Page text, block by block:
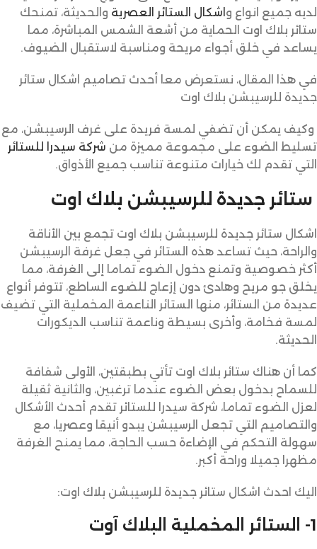
لديه جميع انواع و اشكال الستائر العصرية والحديثة، تمنحك
ستائر بلاك اوت الحماية من أشعة الشمس المباشرة، مما
يساعد في خلق أجواء مريحة ومناسبة لاستقبال الضيوف.
في هذا المقال، نستعرض معا أحدث تصاميم اشكال ستائر
جديدة للرسيبشن بلاك اوت
وكيف يمكن أن تضفي لمسة فريدة على غرف الرسيبشن، مع
تسليط الضوء على مجموعة مميزة من شركة سيدرا للستائر
التي تقدم لك خيارات متنوعة تناسب جميع الأذواق.
ستائر جديدة للرسيبشن بلاك اوت
اشكال ستائر جديدة للرسيبشن بلاك اوت تجمع بين الأناقة
والراحة، حيث تساعد هذه الستائر في جعل غرفة الرسيبشن
أكثر خصوصية وتمنع دخول الضوء تماما إلى الغرفة، مما
يخلق جو مريح وهادئ دون إزعاج للضوء الساطع، تتوفر أنواع
عديدة من الستائر، منها الستائر الناعمة المخملية التي تضيف
لمسة فخامة، وأخرى بسيطة وناعمة تناسب الديكورات
الحديثة.
كما أن هناك ستائر بلاك اوت تأتي بطبقتين، الأولى شفافة
للسماح بدخول بعض الضوء عندما ترغبين، والثانية ثقيلة
لعزل الضوء تماما، شركة سيدرا للستائر تقدم أحدث الأشكال
والتصاميم التي تجعل الرسيبشن يبدو أنيقا وعصريا، مع
سهولة التحكم في الإضاءة حسب الحاجة، مما يمنح الغرفة
مظهرا جميلا وراحة أكبر.
اليك احدث اشكال ستائر جديدة للرسيبشن بلاك اوت:
1- الستائر المخملية البلاك آوت